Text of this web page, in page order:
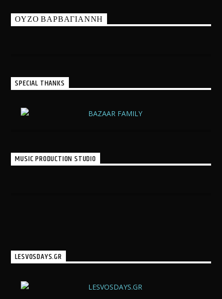
ΟΥΖΟ ΒΑΡΒΑΓΙΑΝΝΗ
SPECIAL THANKS
MUSIC PRODUCTION STUDIO
LESVOSDAYS.GR